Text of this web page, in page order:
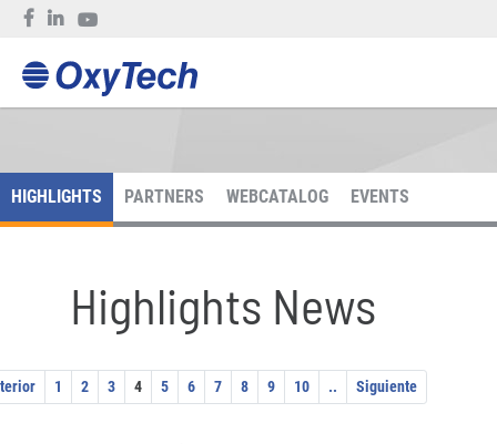
HIGHLIGHTS PARTNERS WEBCATALOG EVENTS
Highlights News
1 2 3 4 5 6 7 8 9 10 .. Siguiente